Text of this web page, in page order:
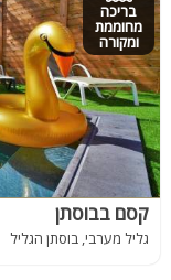
בריכה
מחוממת
ומקורה
קסם בבוסתן
גליל מערבי, בוסתן הגליל